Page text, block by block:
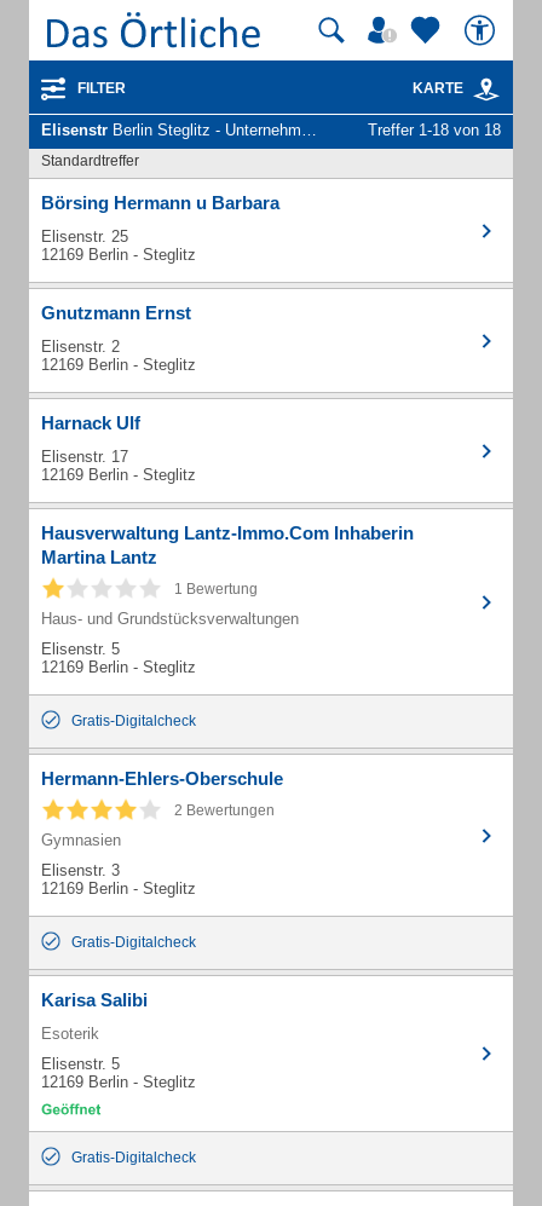
FILTER KARTE
Elisenstr Berlin Steglitz - Unternehmen und Personen Treffer 1-18 von 18
Standardtreffer
Börsing Hermann u Barbara
Elisenstr. 25
12169 Berlin - Steglitz
Gnutzmann Ernst
Elisenstr. 2
12169 Berlin - Steglitz
Harnack Ulf
Elisenstr. 17
12169 Berlin - Steglitz
Hausverwaltung Lantz-Immo.Com Inhaberin
Martina Lantz
1 Bewertung
Haus- und Grundstücksverwaltungen
Elisenstr. 5
12169 Berlin - Steglitz
Gratis-Digitalcheck
Hermann-Ehlers-Oberschule
2 Bewertungen
Gymnasien
Elisenstr. 3
12169 Berlin - Steglitz
Gratis-Digitalcheck
Karisa Salibi
Esoterik
Elisenstr. 5
12169 Berlin - Steglitz
Gratis-Digitalcheck